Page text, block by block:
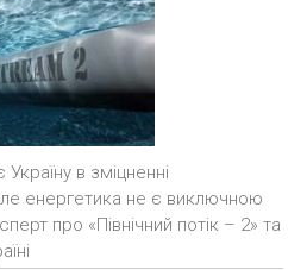
в зміцненні
енергетика не є виключною
про «Північний потік – 2» та